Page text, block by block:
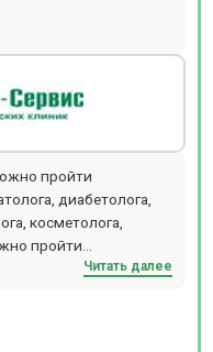
пройти
диабетолога,
косметолога,
пройти
3D и 4D), посетить
Читать далее